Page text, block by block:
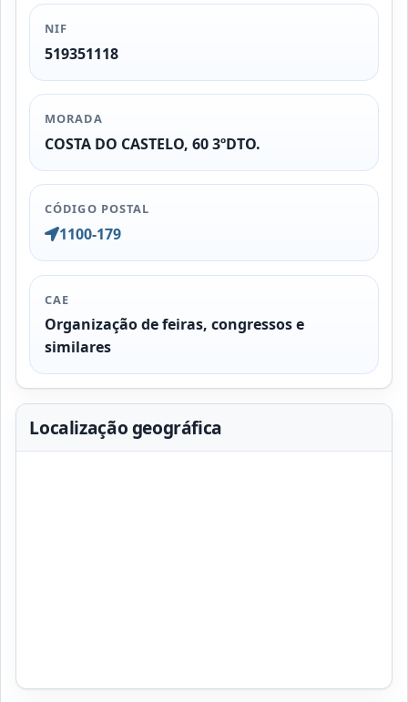
NIF
519351118
MORADA
COSTA DO CASTELO, 60 3ºDTO.
CÓDIGO POSTAL
1100-179
CAE
Organização de feiras, congressos e
similares
Localização geográfica